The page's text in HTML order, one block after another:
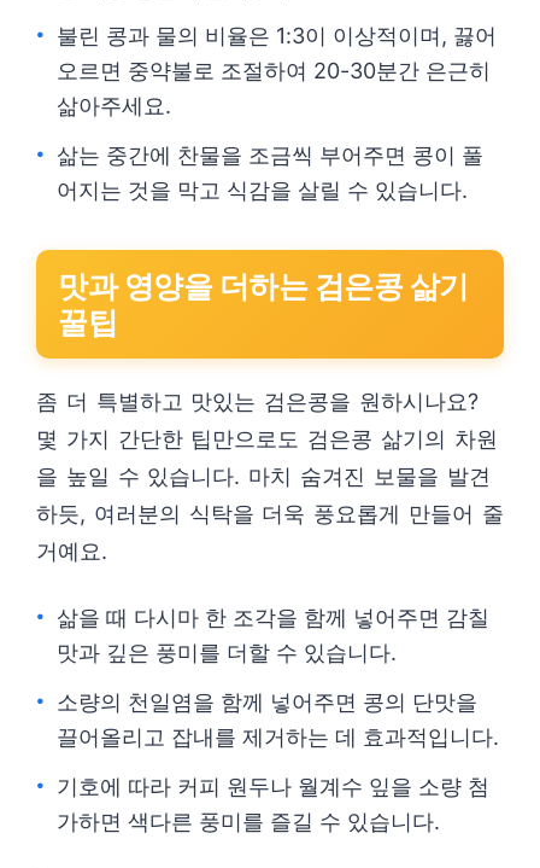
불린 콩과 물의 비율은 1:3이 이상적이며, 끓어
오르면 중약불로 조절하여 20-30분간 은근히
삶아주세요.
삶는 중간에 찬물을 조금씩 부어주면 콩이 풀
어지는 것을 막고 식감을 살릴 수 있습니다.
맛과 영양을 더하는 검은콩 삶기
꿀팁
좀 더 특별하고 맛있는 검은콩을 원하시나요?
몇 가지 간단한 팁만으로도 검은콩 삶기의 차원
을 높일 수 있습니다. 마치 숨겨진 보물을 발견
하듯, 여러분의 식탁을 더욱 풍요롭게 만들어 줄
거예요.
삶을 때 다시마 한 조각을 함께 넣어주면 감칠
맛과 깊은 풍미를 더할 수 있습니다.
소량의 천일염을 함께 넣어주면 콩의 단맛을
끌어올리고 잡내를 제거하는 데 효과적입니다.
기호에 따라 커피 원두나 월계수 잎을 소량 첨
가하면 색다른 풍미를 즐길 수 있습니다.